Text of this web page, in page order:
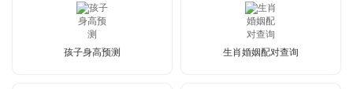
孩子身高预测 生肖婚姻配对查询